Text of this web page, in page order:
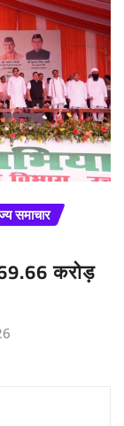
समाचार
करोड़